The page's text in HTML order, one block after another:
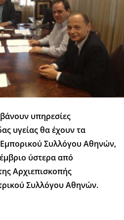
υπηρεσίες
υγείας θα έχουν τα
Συλλόγου Αθηνών,
ύστερα από
Αρχιεπισκοπής
Συλλόγου Αθηνών.